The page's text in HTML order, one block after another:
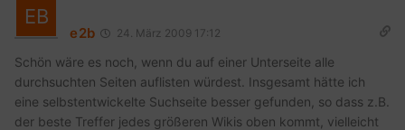
e2b 24. März 2009 17:12
Schön wäre es noch, wenn du auf einer Unterseite alle
durchsuchten Seiten auflisten würdest. Insgesamt hätte ich
eine selbstentwickelte Suchseite besser gefunden, so dass z.B.
der beste Treffer jedes größeren Wikis oben kommt, vielleicht